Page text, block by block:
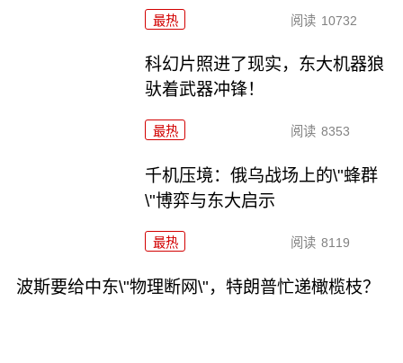
最热 阅读 10732
科幻片照进了现实，东大机器狼
驮着武器冲锋！
最热 阅读 8353
千机压境：俄乌战场上的\"蜂群
\"博弈与东大启示
最热 阅读 8119
波斯要给中东\"物理断网\"，特朗普忙递橄榄枝？